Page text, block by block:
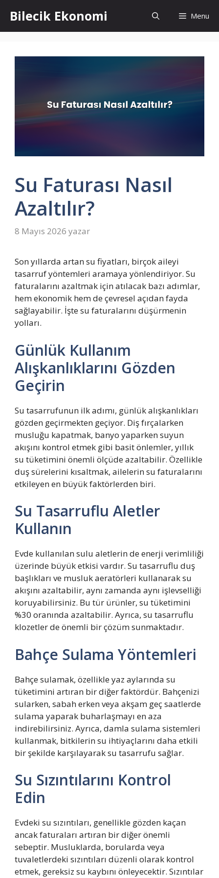
atlaBilecik Ekonomi Menu
Su Faturası Nasıl
Azaltılır?
8 Mayıs 2026 yazar
Son yıllarda artan su fiyatları, birçok aileyi
tasarruf yöntemleri aramaya yönlendiriyor. Su
faturalarını azaltmak için atılacak bazı adımlar,
hem ekonomik hem de çevresel açıdan fayda
sağlayabilir. İşte su faturalarını düşürmenin
yolları.
Günlük Kullanım
Alışkanlıklarını Gözden
Geçirin
Su tasarrufunun ilk adımı, günlük alışkanlıkları
gözden geçirmekten geçiyor. Diş fırçalarken
musluğu kapatmak, banyo yaparken suyun
akışını kontrol etmek gibi basit önlemler, yıllık
su tüketimini önemli ölçüde azaltabilir. Özellikle
duş sürelerini kısaltmak, ailelerin su faturalarını
etkileyen en büyük faktörlerden biri.
Su Tasarruflu Aletler
Kullanın
Evde kullanılan sulu aletlerin de enerji verimliliği
üzerinde büyük etkisi vardır. Su tasarruflu duş
başlıkları ve musluk aeratörleri kullanarak su
akışını azaltabilir, aynı zamanda aynı işlevselliği
koruyabilirsiniz. Bu tür ürünler, su tüketimini
%30 oranında azaltabilir. Ayrıca, su tasarruflu
klozetler de önemli bir çözüm sunmaktadır.
Bahçe Sulama Yöntemleri
Bahçe sulamak, özellikle yaz aylarında su
tüketimini artıran bir diğer faktördür. Bahçenizi
sularken, sabah erken veya akşam geç saatlerde
sulama yaparak buharlaşmayı en aza
indirebilirsiniz. Ayrıca, damla sulama sistemleri
kullanmak, bitkilerin su ihtiyaçlarını daha etkili
bir şekilde karşılayarak su tasarrufu sağlar.
Su Sızıntılarını Kontrol
Edin
Evdeki su sızıntıları, genellikle gözden kaçan
ancak faturaları artıran bir diğer önemli
sebeptir. Musluklarda, borularda veya
tuvaletlerdeki sızıntıları düzenli olarak kontrol
etmek, gereksiz su kaybını önleyecektir. Sızıntılar